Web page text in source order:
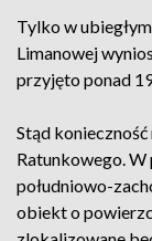
Tylko w
Limanowej
przyjęto ponad
Stąd
Ratunkowego.
południowo-
obiekt o